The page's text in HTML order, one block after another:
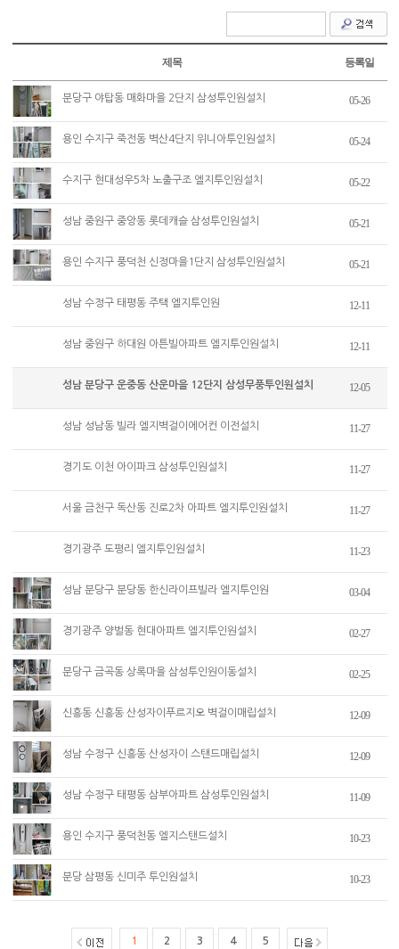
제목 등록일
분당구 야탑동 매화마을 2단지 삼성투인원설치 05-26
용인 수지구 죽전동 벽산4단지 위니아투인원설치 05-24
수지구 현대성우5차 노출구조 엘지투인원설치 05-22
성남 중원구 중앙동 롯데캐슬 삼성투인원설치 05-21
용인 수지구 풍덕천 신정마을1단지 삼성투인원설치 05-21
성남 수정구 태평동 주택 엘지투인원 12-11
성남 중원구 하대원 아튼빌아파트 엘지투인원설치 12-11
성남 분당구 운중동 산운마을 12단지 삼성무풍투인원설치 12-05
성남 성남동 빌라 엘지벽걸이에어컨 이전설치 11-27
경기도 이천 아이파크 삼성투인원설치 11-27
서울 금천구 독산동 진로2차 아파트 엘지투인원설치 11-27
경기광주 도평리 엘지투인원설치 11-23
성남 분당구 분당동 한신라이프빌라 엘지투인원 03-04
경기광주 양벌동 현대아파트 엘지투인원설치 02-27
분당구 금곡동 상록마을 삼성투인원이동설치 02-25
신흥동 신흥동 산성자이푸르지오 벽걸이매립설치 12-09
성남 수정구 신흥동 산성자이 스탠드매립설치 12-09
성남 수정구 태평동 삼부아파트 삼성투인원설치 11-09
용인 수지구 풍덕천동 엘지스탠드설치 10-23
분당 삼평동 신미주 투인원설치 10-23
1 2 3 4 5